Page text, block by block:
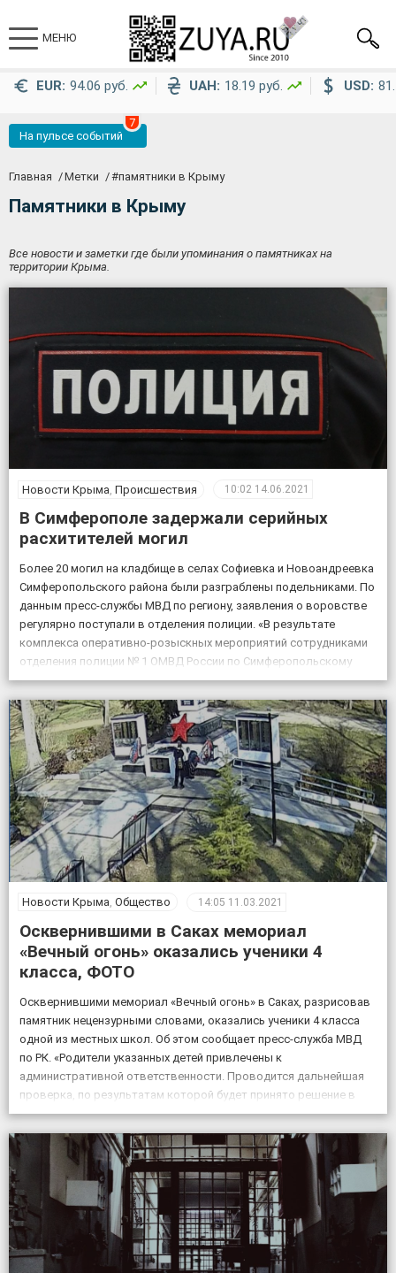
МЕНЮ
EUR: 94.06 руб. UAH: 18.19 руб. USD:
На пульсе событий
7
Главная Метки #памятники в Крыму
Памятники в Крыму
Все новости и заметки где были упоминания о памятниках на
территории Крыма.
Новости Крыма Происшествия 10:02 14.06.2021
В Симферополе задержали серийных
расхитителей могил
Более 20 могил на кладбище в селах Софиевка и Новоандреевка
Симферопольского района были разграблены подельниками. По
данным пресс-службы МВД по региону, заявления о воровстве
регулярно поступали в отделения полиции. «В результате
комплекса оперативно-розыскных мероприятий сотрудниками
отделения полиции № 1 ОМВД России по Симферопольскому
району были установлены два местных жителя, мужчина и
женщина, причастные к кражам». […]
Новости Крыма, Общество 14:05 11.03.2021
Осквернившими в Саках мемориал
«Вечный огонь» оказались ученики 4
класса, ФОТО
Осквернившими мемориал «Вечный огонь» в Саках, разрисовав
памятник нецензурными словами, оказались ученики 4 класса
одной из местных школ. Об этом сообщает пресс-служба МВД
по РК. «Родители указанных детей привлечены к
административной ответственности. Проводится дальнейшая
проверка, по результатам которой будет принято решение в
соответствии с законодательством», – сообщили в пресс-
службе. Источник информации и фотографий: Крым-24